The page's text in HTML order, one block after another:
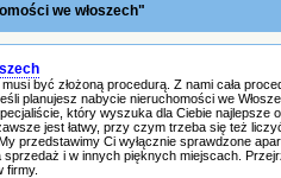
we włoszech"
być złożoną procedurą. Z nami cała
planujesz nabycie nieruchomości we
który wyszuka dla Ciebie najlepsze
jest łatwy, przy czym trzeba się też
przedstawimy Ci wyłącznie sprawdzone
sprzedaż i w innych pięknych miejscach.
firmy.